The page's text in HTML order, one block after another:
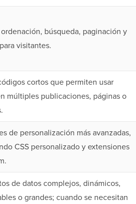
búsqueda, paginación y
visitantes.
cortos que permiten usar
múltiples publicaciones, páginas o
de personalización más avanzadas,
CSS personalizado y extensiones
de datos complejos, dinámicos,
o grandes; cuando se necesitan